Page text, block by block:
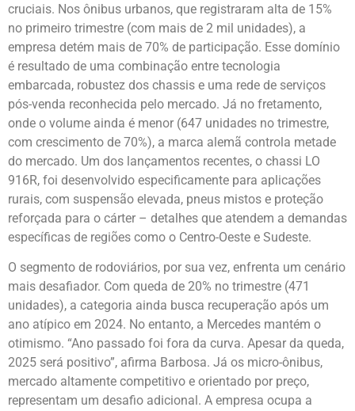
cruciais. Nos ônibus urbanos, que registraram alta de 15%
no primeiro trimestre (com mais de 2 mil unidades), a
empresa detém mais de 70% de participação. Esse domínio
é resultado de uma combinação entre tecnologia
embarcada, robustez dos chassis e uma rede de serviços
pós-venda reconhecida pelo mercado. Já no fretamento,
onde o volume ainda é menor (647 unidades no trimestre,
com crescimento de 70%), a marca alemã controla metade
do mercado. Um dos lançamentos recentes, o chassi LO
916R, foi desenvolvido especificamente para aplicações
rurais, com suspensão elevada, pneus mistos e proteção
reforçada para o cárter – detalhes que atendem a demandas
específicas de regiões como o Centro-Oeste e Sudeste.
O segmento de rodoviários, por sua vez, enfrenta um cenário
mais desafiador. Com queda de 20% no trimestre (471
unidades), a categoria ainda busca recuperação após um
ano atípico em 2024. No entanto, a Mercedes mantém o
otimismo. “Ano passado foi fora da curva. Apesar da queda,
2025 será positivo”, afirma Barbosa. Já os micro-ônibus,
mercado altamente competitivo e orientado por preço,
representam um desafio adicional. A empresa ocupa a